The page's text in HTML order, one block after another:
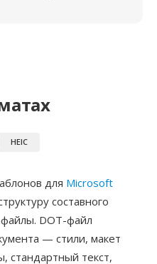
HEIC
для Microsoft
составного
DOT-файл
— стили, макет
стандартный текст,